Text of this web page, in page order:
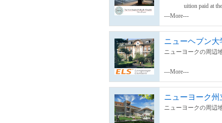
uition paid at
---More---
ニューヘブン大
ニューヨークの周辺
---More---
ニューヨーク
ニューヨークの周辺